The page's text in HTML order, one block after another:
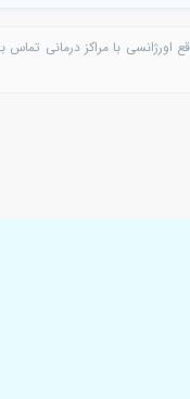
با مراکز درمانی